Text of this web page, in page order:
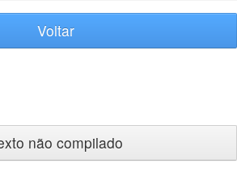
Voltar
não compilado